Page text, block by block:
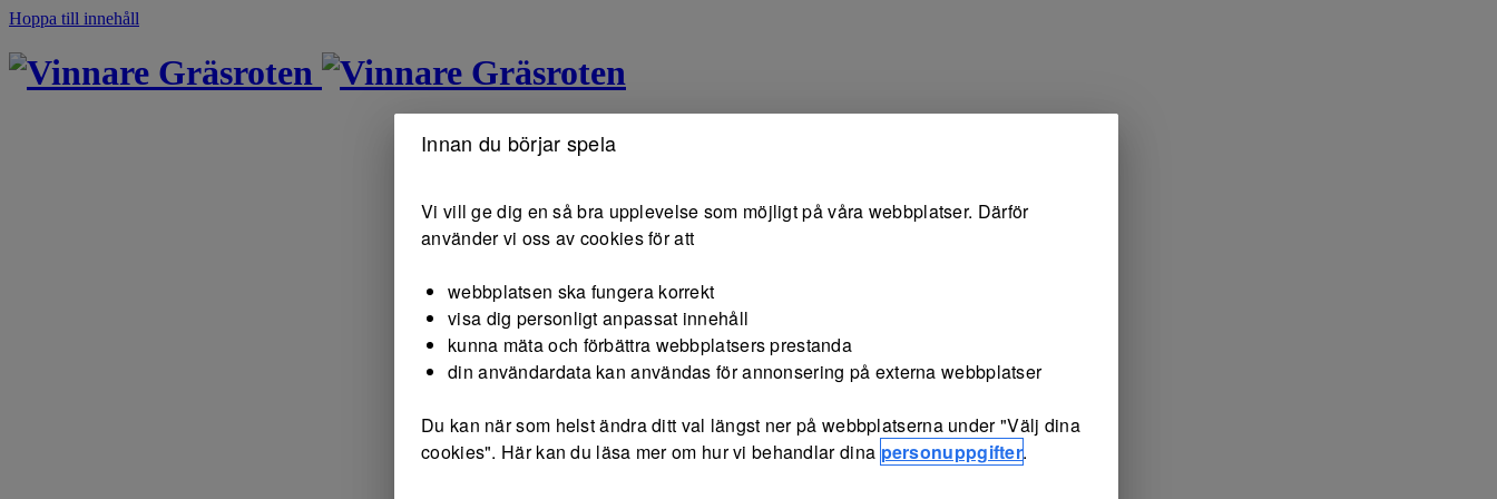
Hoppa till innehåll
Gräsroten Gräsroten
Innan du börjar spela
Vi vill ge dig en så bra upplevelse som möjligt på våra webbplatser. Därför
använder vi oss av cookies för att
webbplatsen ska fungera korrekt
visa dig personligt anpassat innehåll
kunna mäta och förbättra webbplatsers prestanda
din användardata kan användas för annonsering på externa webbplatser
Du kan när som helst ändra ditt val längst ner på webbplatserna under "Välj dina
cookies". Här kan du läsa mer om hur vi behandlar dina personuppgifter.